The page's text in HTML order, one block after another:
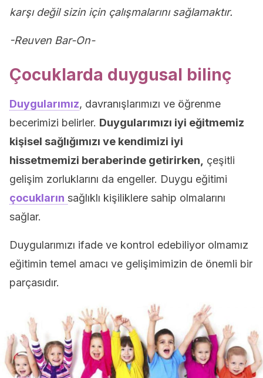
karşı değil sizin için çalışmalarını sağlamaktır.
-Reuven Bar-On-
Çocuklarda duygusal bilinç
Duygularımız, davranışlarımızı ve öğrenme
becerimizi belirler. Duygularımızı iyi eğitmemiz
kişisel sağlığımızı ve kendimizi iyi
hissetmemizi beraberinde getirirken,
çeşitli
gelişim zorluklarını da engeller. Duygu eğitimi
çocukların sağlıklı kişiliklere sahip olmalarını
sağlar.
Duygularımızı ifade ve kontrol edebiliyor olmamız
eğitimin temel amacı ve gelişimimizin de önemli bir
parçasıdır.